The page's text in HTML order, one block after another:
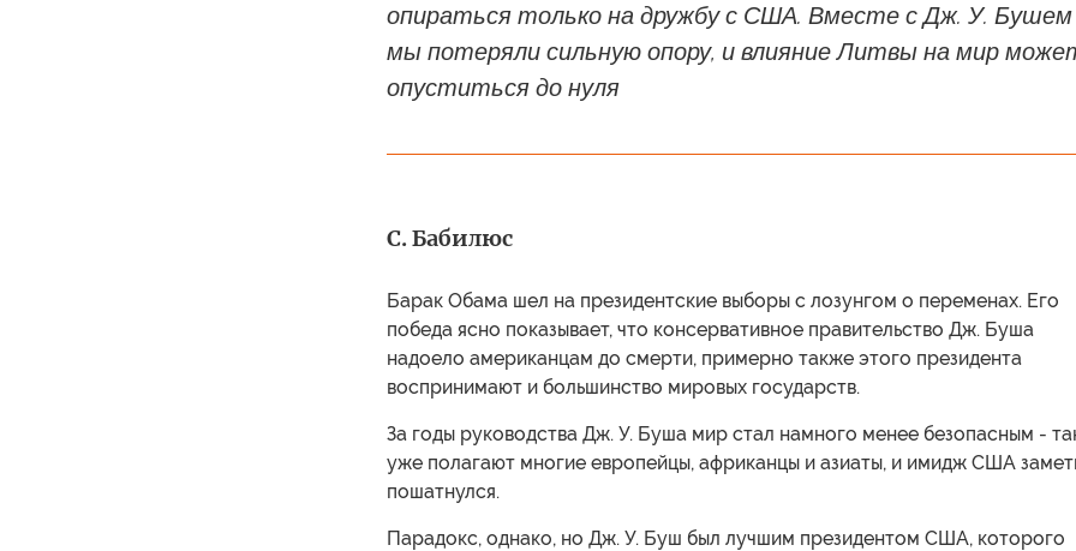
опираться только на дружбу с США. Вместе с Дж. У. Бушем
мы потеряли сильную опору, и влияние Литвы на мир
опуститься до нуля
С. Бабилюс
Барак Обама шел на президентские выборы с лозунгом о переменах. Его
победа ясно показывает, что консервативное правительство Дж. Буша
надоело американцам до смерти, примерно также этого президента
воспринимают и большинство мировых государств.
За годы руководства Дж. У. Буша мир стал намного менее безопасным -
уже полагают многие европейцы, африканцы и азиаты, и имидж США
пошатнулся.
Парадокс, однако, но Дж. У. Буш был лучшим президентом США, которого